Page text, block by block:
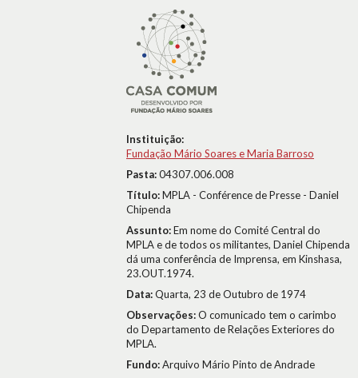
Instituição:
Fundação Mário Soares e Maria Barroso
Pasta:04307.006.008
Título:MPLA - Conférence de Presse - Daniel
Chipenda
Assunto:Em nome do Comité Central do
MPLA e de todos os militantes, Daniel Chipenda
dá uma conferência de Imprensa, em Kinshasa,
23.OUT.1974.
Data:Quarta, 23 de Outubro de 1974
Observações:O comunicado tem o carimbo
do Departamento de Relações Exteriores do
MPLA.
Fundo:Arquivo Mário Pinto de Andrade